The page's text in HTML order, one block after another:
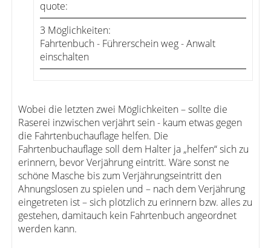
quote:
3 Möglichkeiten:
Fahrtenbuch - Führerschein weg - Anwalt
einschalten
Wobei die letzten zwei Möglichkeiten – sollte die
Raserei inzwischen verjährt sein - kaum etwas gegen
die Fahrtenbuchauflage helfen. Die
Fahrtenbuchauflage soll dem Halter ja „helfen“ sich zu
erinnern, bevor Verjährung eintritt. Wäre sonst ne
schöne Masche bis zum Verjährungseintritt den
Ahnungslosen zu spielen und – nach dem Verjährung
eingetreten ist – sich plötzlich zu erinnern bzw. alles zu
gestehen, damitauch kein Fahrtenbuch angeordnet
werden kann.